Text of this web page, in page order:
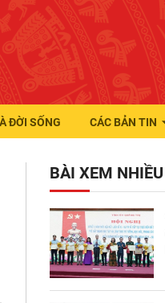
ĐỜI SỐNG CÁC BẢN TIN
BÀI XEM NHIỀU